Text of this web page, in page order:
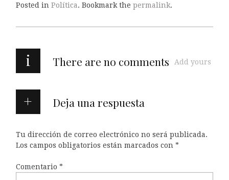
Posted in Política. Bookmark the permalink.
i There are no comments Add yours
Deja una respuesta
Tu dirección de correo electrónico no será publicada.
Los campos obligatorios están marcados con *
Comentario *